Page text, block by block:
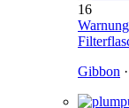
16
Gibbon